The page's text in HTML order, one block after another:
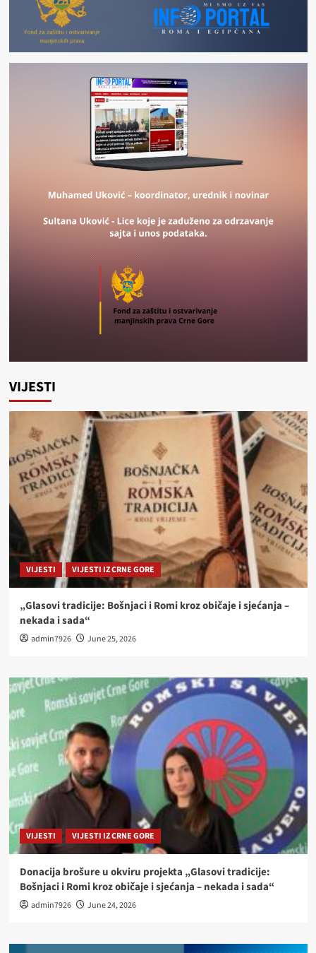
VIJESTI
VIJESTI VIJESTI IZ CRNE GORE
„Glasovi tradicije: Bošnjaci i Romi kroz običaje i sjećanja –
nekada i sada“
admin7926 June 25, 2026
VIJESTI VIJESTI IZ CRNE GORE
Donacija brošure u okviru projekta „Glasovi tradicije:
Bošnjaci i Romi kroz običaje i sjećanja – nekada i sada“
admin7926 June 24, 2026